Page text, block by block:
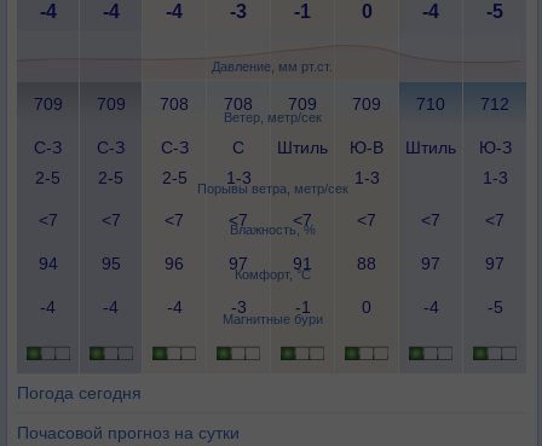
Давление, мм рт.ст.
Ветер, метр/сек
Порывы ветра, метр/сек
Влажность, %
Комфорт, °C
Магнитные бури
-4 -4 -4 -3 -1 0 -4 -5
709 709 708 708 709 709 710 712
С-З
2-5
С-З
2-5
С-З
2-5
С
1-3
Штиль
Ю-В
1-3
Штиль
Ю-З
1-3
<7 <7 <7 <7 <7 <7 <7 <7
94 95 96 97 91 88 97 97
-4 -4 -4 -3 -1 0 -4 -5
Погода сегодня
Почасовой прогноз на сутки